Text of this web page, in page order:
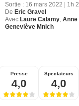
Sortie : 16 mars 2022 | 1h
De Eric Gravel
Avec Laure Calamy Anne
Geneviève Mnich
Presse
4,0
Spectateurs
4,0